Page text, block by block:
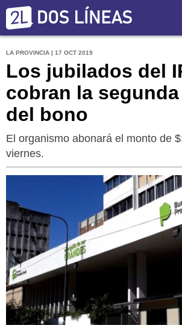
LA PROVINCIA | 17 OCT 2019
Los jubilados del
cobran la
del bono
El organismo abonará el monto de
viernes.